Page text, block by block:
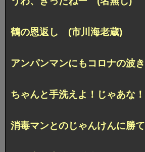
鶴の恩返し (市川海老蔵)
アンパンマンにもコロナの波
ちゃんと手洗えよ！じゃあな
消毒マンとのじゃんけんに勝